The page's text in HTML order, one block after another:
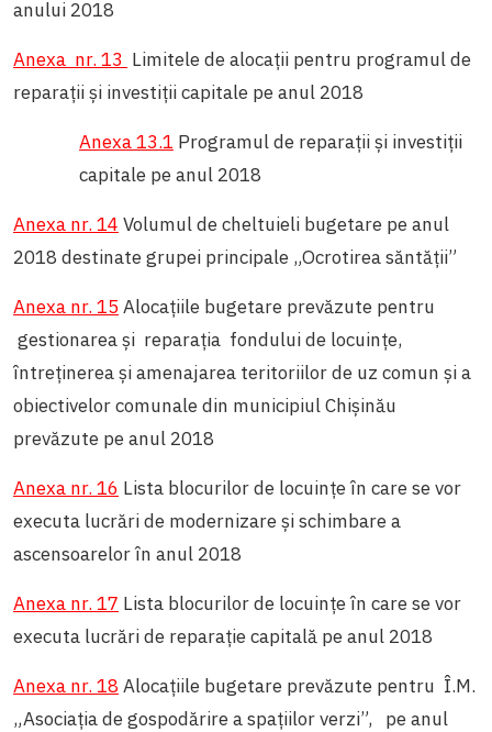
anului 2018
Anexa nr. 13 Limitele de alocații pentru programul de
reparații și investiții capitale pe anul 2018
Anexa 13.1 Programul de reparații și investiții
capitale pe anul 2018
Anexa nr. 14 Volumul de cheltuieli bugetare pe anul
2018 destinate grupei principale „Ocrotirea săntății”
Anexa nr. 15Alocaţiile bugetare prevăzute pentru
gestionarea şi reparaţia fondului de locuinţe,
întreţinerea şi amenajarea teritoriilor de uz comun şi a
obiectivelor comunale din municipiul Chişinău
prevăzute pe anul 2018
Anexa nr. 16 Lista blocurilor de locuințe în care se vor
executa lucrări de modernizare și schimbare a
ascensoarelor în anul 2018
Anexa nr. 17 Lista blocurilor de locuințe în care se vor
executa lucrări de reparație capitală pe anul 2018
Anexa nr. 18Alocaţiile bugetare prevăzute pentru Î.M.
„Asociaţia de gospodărire a spaţiilor verzi”, pe anul